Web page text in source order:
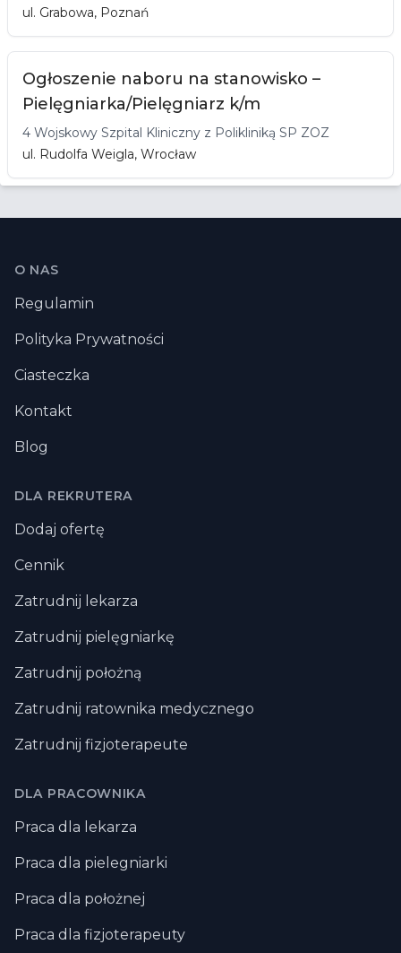
ul. Grabowa, Poznań
Ogłoszenie naboru na stanowisko –
Pielęgniarka/Pielęgniarz k/m
4 Wojskowy Szpital Kliniczny z Polikliniką SP ZOZ
ul. Rudolfa Weigla, Wrocław
Stopka
O NAS
Regulamin
Polityka Prywatności
Ciasteczka
Kontakt
Blog
DLA REKRUTERA
Dodaj ofertę
Cennik
Zatrudnij lekarza
Zatrudnij pielęgniarkę
Zatrudnij położną
Zatrudnij ratownika medycznego
Zatrudnij fizjoterapeute
DLA PRACOWNIKA
Praca dla lekarza
Praca dla pielegniarki
Praca dla położnej
Praca dla fizjoterapeuty